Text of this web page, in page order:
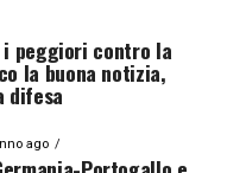
peggiori contro la
la buona notizia,
difesa
ago